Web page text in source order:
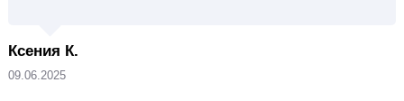
Ксения К.
09.06.2025